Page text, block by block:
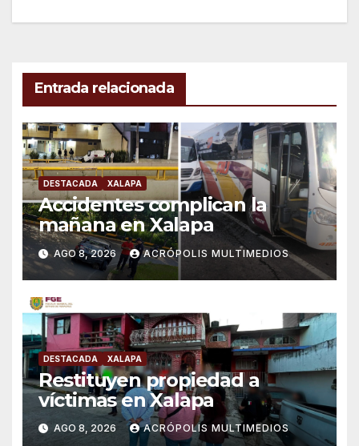
Entrada relacionada
DESTACADA XALAPA
Accidentes complican la
mañana en Xalapa
AGO 8, 2026 ACRÓPOLIS MULTIMEDIOS
DESTACADA XALAPA
Restituyen propiedad a
víctimas en Xalapa
AGO 8, 2026 ACRÓPOLIS MULTIMEDIOS